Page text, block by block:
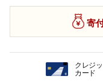
寄
クレジ
カード